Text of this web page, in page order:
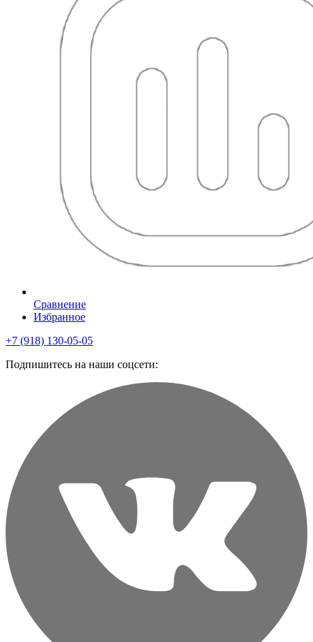
Сравнение
Избранное
+7 (918) 130-05-05
Подпишитесь на наши соцсети: